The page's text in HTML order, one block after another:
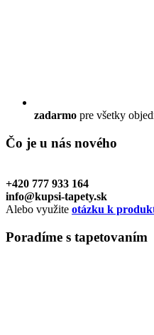
zadarmo pre všetky
Čo je u nás nového
+420 777 933 164
info@kupsi-tapety.sk
Alebo využite otázku k
Poradíme s tapetovaním